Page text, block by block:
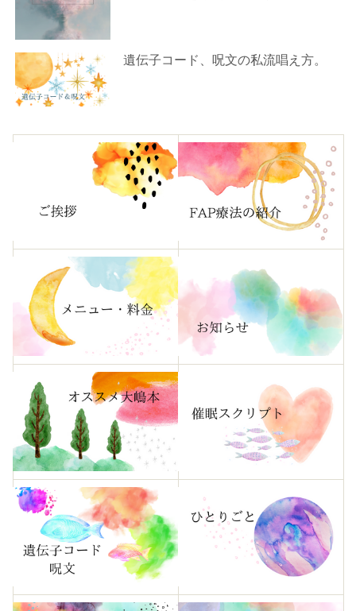
遺伝子コード、呪文の私流唱え方。